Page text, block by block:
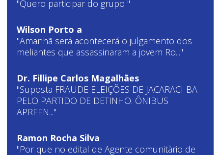
"Quero participar do grupo "
Wilson Porto a
"Amanhã será acontecerá o julgamento dos
meliantes que assassinaram a jovem Ro..."
Dr. Fillipe Carlos Magalhães
"Suposta FRAUDE ELEIÇÕES DE JACARACI-BA
PELO PARTIDO DE DETINHO. ÔNIBUS
APREEN..."
Ramon Rocha Silva
"Por que no edital de Agente comunitàrio de